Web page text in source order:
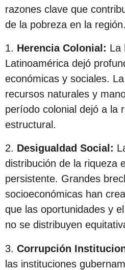
n
a
ñ
o
s
d
e
d
e
l
a
p
u
b
l
razones clave que
de la pobreza en la región.
1. Herencia Colonial: La
Latinoamérica dejó
económicas y sociales.
recursos naturales y
período colonial dejó a la
estructural.
2. Desigualdad Social:
distribución de la riqueza
persistente. Grandes
socioeconómicas han
que las oportunidades y
no se distribuyen
3. Corrupción
las instituciones